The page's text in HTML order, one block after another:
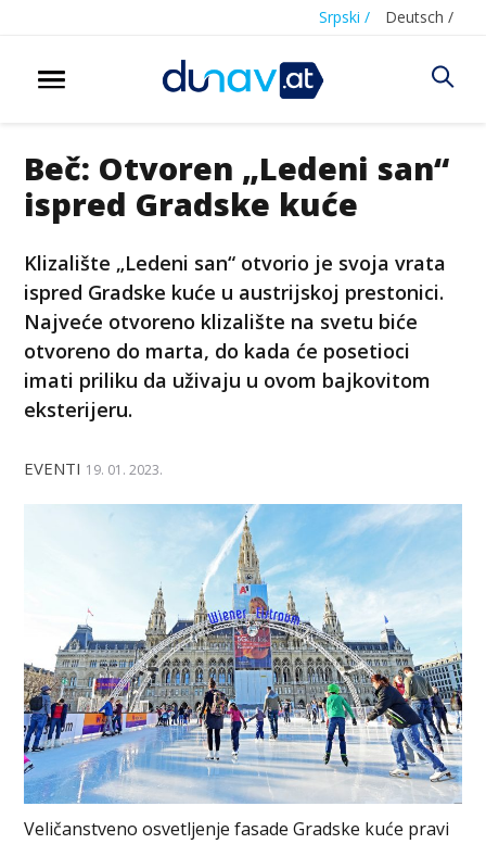
Srpski / Deutsch /
Beč: Otvoren „Ledeni san“
ispred Gradske kuće
Klizalište „Ledeni san“ otvorio je svoja vrata
ispred Gradske kuće u austrijskoj prestonici.
Najveće otvoreno klizalište na svetu biće
otvoreno do marta, do kada će posetioci
imati priliku da uživaju u ovom bajkovitom
eksterijeru.
EVENTI 19. 01. 2023.
Veličanstveno osvetljenje fasade Gradske kuće pravi